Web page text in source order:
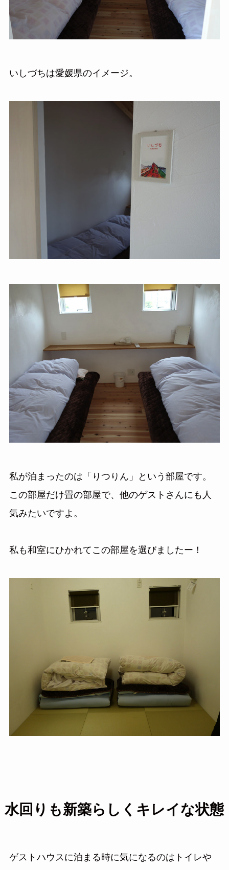
いしづちは愛媛県のイメージ。
私が泊まったのは「りつりん」という部屋です。
この部屋だけ畳の部屋で、他のゲストさんにも人
気みたいですよ。
私も和室にひかれてこの部屋を選びましたー！
水回りも新築らしくキレイな状態
ゲストハウスに泊まる時に気になるのはトイレや